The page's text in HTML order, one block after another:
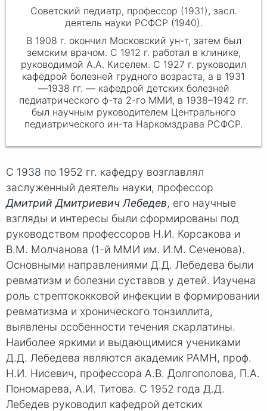
Советский педиатр, профессор (1931), засл.
деятель науки РСФСР (1940).
В 1908 г. окончил Московский ун-т, затем был
земским врачом. С 1912 г. работал в клинике,
руководимой А.А. Киселем. С 1927 г. руководил
кафедрой болезней грудного возраста, а в 1931
—1938 гг. — кафедрой детских болезней
педиатрического ф-та 2-го ММИ, в 1938–1942 гг.
был научным руководителем Центрального
педиатрического ин-та Наркомздрава РСФСР.
С 1938 по 1952 гг. кафедру возглавлял
заслуженный деятель науки, профессор
Дмитрий Дмитриевич Лебедев, его научные
взгляды и интересы были сформированы под
руководством профессоров Н.И. Корсакова и
В.М. Молчанова (1-й ММИ им. И.М. Сеченова).
Основными направлениями Д.Д. Лебедева были
ревматизм и болезни суставов у детей. Изучена
роль стрептококковой инфекции в формировании
ревматизма и хронического тонзиллита,
выявлены особенности течения скарлатины.
Наиболее яркими и выдающимися учениками
Д.Д. Лебедева являются академик РАМН, проф.
Н.И. Нисевич, профессора А.В. Долгополова, П.А.
Пономарева, А.И. Титова. С 1952 года Д.Д.
Лебедев руководил кафедрой детских